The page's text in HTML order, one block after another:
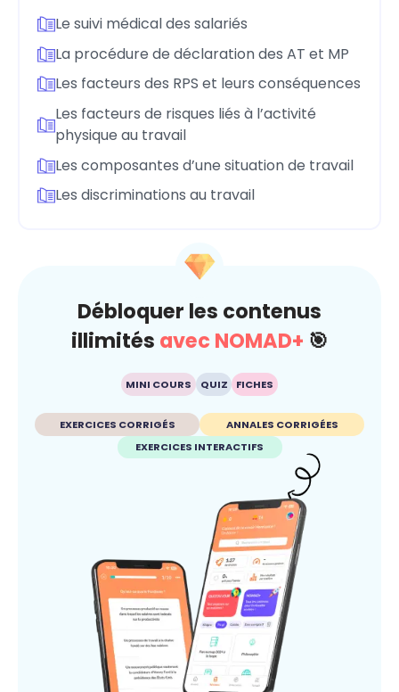
Le suivi médical des salariés
La procédure de déclaration des AT et MP
Les facteurs des RPS et leurs conséquences
Les facteurs de risques liés à l’activité
physique au travail
Les composantes d’une situation de travail
Les discriminations au travail
Débloquer les contenus
illimités avec NOMAD+ 🎯
MINI COURS QUIZ FICHES
EXERCICES CORRIGÉS
ANNALES CORRIGÉES
EXERCICES INTERACTIFS